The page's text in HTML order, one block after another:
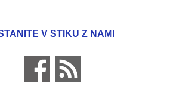
V STIKU Z NAMI